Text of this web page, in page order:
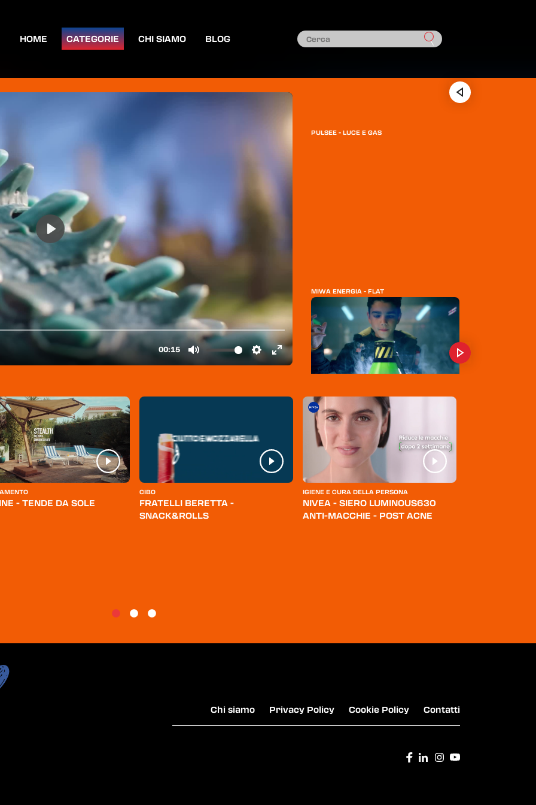
HOME CATEGORIE CHI SIAMO BLOG
PULSEE - LUCE E GAS
MIWA ENERGIA - FLAT
RE/MAX IMMOBILIARE
- TENDE DA SOLE
CIBO
FRATELLI BERETTA -
SNACK&ROLLS
IGIENE E CURA DELLA PERSONA
NIVEA - SIERO LUMINOUS630
ANTI-MACCHIE - POST ACNE
Chi siamo Privacy Policy Cookie Policy Contatti